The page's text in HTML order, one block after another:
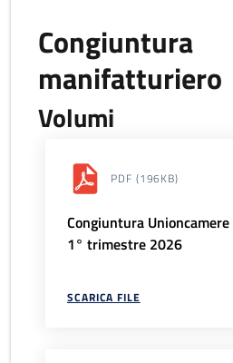
Congiuntura
manifatturiero
Volumi
PDF (196KB)
Congiuntura
1° trimestre 2026
SCARICA FILE